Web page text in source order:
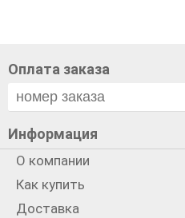
Оплата заказа
Информация
О компании
Как купить
Доставка